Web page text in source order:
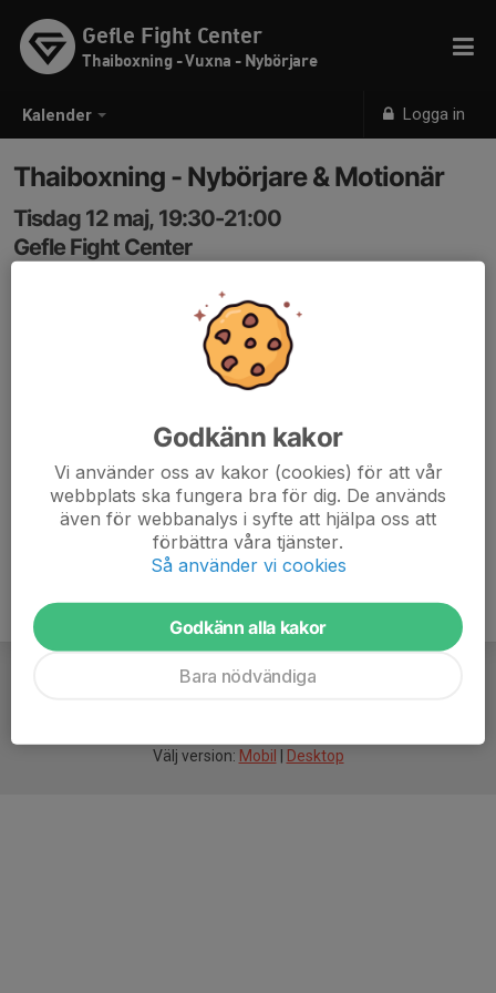
Kalender Logga in
Gefle Fight Center
Thaiboxning - Vuxna - Nybörjare
Thaiboxning - Nybörjare & Motionär
Tisdag 12 maj, 19:30-21:00
Gefle Fight Center
Thaiboxning för Nybörjare & Motionär.
Välj version: Mobil Desktop
Godkänn kakor
Vi använder oss av kakor (cookies) för att vår
webbplats ska fungera bra för dig. De används
även för webbanalys i syfte att hjälpa oss att
förbättra våra tjänster.
Så använder vi cookies
Godkänn alla kakor
Bara nödvändiga